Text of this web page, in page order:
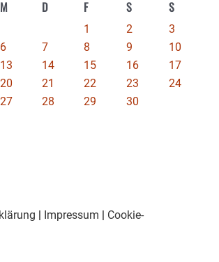
M D F S S
1 2
3
6 7 8 9
10
13 14 15 16
17
20 21 22 23
24
27 28 29
30
| Impressum | Cookie-